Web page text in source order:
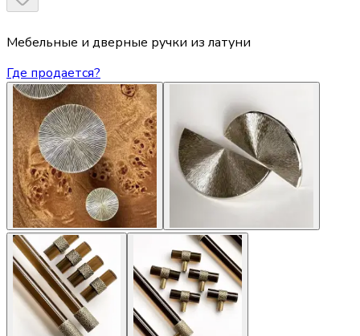
Мебельные и дверные ручки из латуни
Где продается?